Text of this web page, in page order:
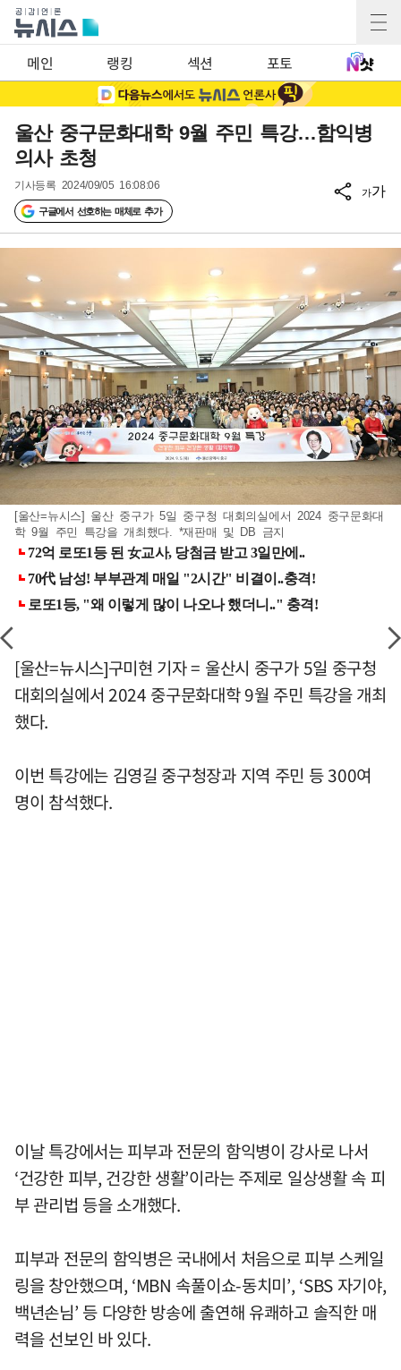
메인 랭킹 섹션 포토
울산 중구문화대학 9월 주민 특강…함익병
의사 초청
기사등록 2024/09/05 16:08:06
구글에서 선호하는 매체로 추가
가가
[울산=뉴시스] 울산 중구가 5일 중구청 대회의실에서 2024 중구문화대
학 9월 주민 특강을 개최했다. *재판매 및 DB 금지
[울산=뉴시스]구미현 기자 = 울산시 중구가 5일 중구청
대회의실에서 2024 중구문화대학 9월 주민 특강을 개최
했다.
이번 특강에는 김영길 중구청장과 지역 주민 등 300여
명이 참석했다.
이날 특강에서는 피부과 전문의 함익병이 강사로 나서
‘건강한 피부, 건강한 생활’이라는 주제로 일상생활 속 피
부 관리법 등을 소개했다.
피부과 전문의 함익병은 국내에서 처음으로 피부 스케일
링을 창안했으며, ‘MBN 속풀이쇼-동치미’, ‘SBS 자기야,
백년손님’ 등 다양한 방송에 출연해 유쾌하고 솔직한 매
력을 선보인 바 있다.